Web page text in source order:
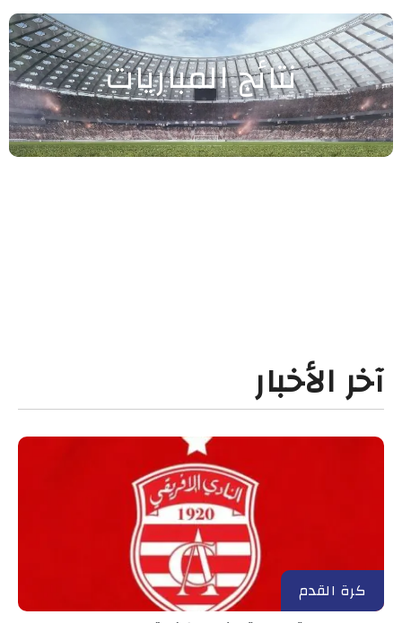
نتائج المباريات
آخر الأخبار
كرة القدم